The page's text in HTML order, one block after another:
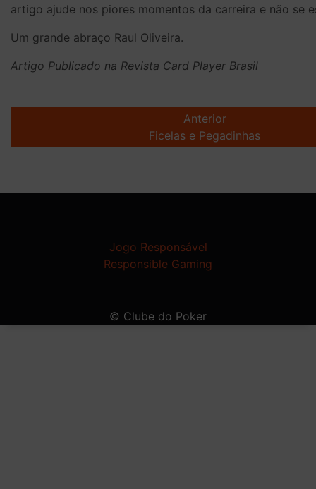
artigo ajude nos piores momentos da carreira e não se
Um grande abraço Raul Oliveira.
Artigo Publicado na Revista Card Player Brasil
Anterior
Ficelas e Pegadinhas
Jogo Responsável
Responsible Gaming
© Clube do Poker